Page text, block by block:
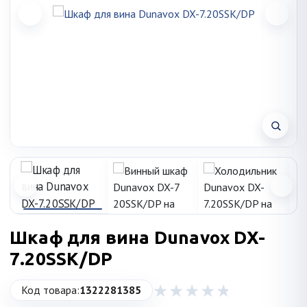
Шкаф для вина Dunavox DX-
7.20SSK/DP
Код товара:1322281385